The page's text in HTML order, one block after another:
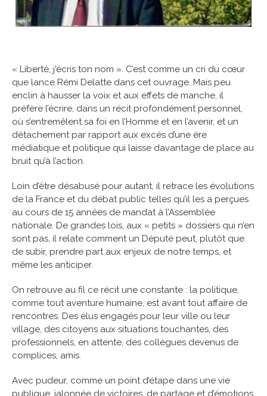
« Liberté, j’écris ton nom ». C’est comme un cri du cœur
que lance Rémi Delatte dans cet ouvrage. Mais peu
enclin à hausser la voix et aux effets de manche, il
préfère l’écrire, dans un récit profondément personnel,
où s’entremêlent sa foi en l’Homme et en l’avenir, et un
détachement par rapport aux excès d’une ère
médiatique et politique qui laisse davantage de place au
bruit qu’à l’action.
Loin d’être désabusé pour autant, il retrace les évolutions
de la France et du débat public telles qu’il les a perçues
au cours de 15 années de mandat à l’Assemblée
nationale. De grandes lois, aux « petits » dossiers qui n’en
sont pas, il relate comment un Député peut, plutôt que
de subir, prendre part aux enjeux de notre temps, et
même les anticiper.
On retrouve au fil ce récit une constante : la politique,
comme tout aventure humaine, est avant tout affaire de
rencontres. Des élus engagés pour leur ville ou leur
village, des citoyens aux situations touchantes, des
professionnels, en attente, des collègues devenus de
complices, amis.
Avec pudeur, comme un point d’étape dans une vie
publique, jalonnée de victoires, de partage et d’émotions,